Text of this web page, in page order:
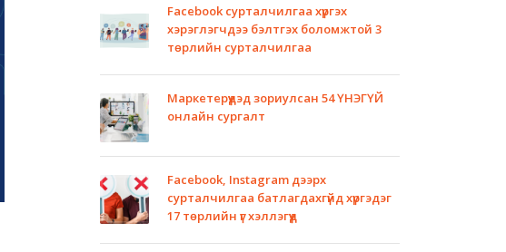
Facebook сурталчилгаа хүргэх
хэрэглэгчдээ бэлтгэх боломжтой 3
төрлийн сурталчилгаа
Маркетерүүдэд зориулсан 54 ҮНЭГҮЙ
онлайн сургалт
Facebook, Instagram дээрх
сурталчилгаа батлагдахгүйд хүргэдэг
17 төрлийн үг хэллэгүүд